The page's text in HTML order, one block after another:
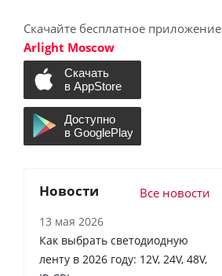
Скачайте бесплатное приложение
Arlight Moscow
Новости Все новости
13 мая 2026
Как выбрать светодиодную
ленту в 2026 году: 12V, 24V, 48V,